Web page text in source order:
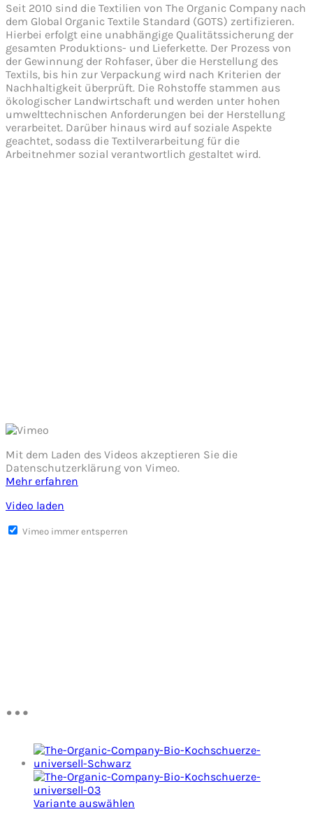
Seit 2010 sind die Textilien von The Organic Company nach
dem Global Organic Textile Standard (GOTS) zertifizieren.
Hierbei erfolgt eine unabhängige Qualitätssicherung der
gesamten Produktions- und Lieferkette. Der Prozess von
der Gewinnung der Rohfaser, über die Herstellung des
Textils, bis hin zur Verpackung wird nach Kriterien der
Nachhaltigkeit überprüft. Die Rohstoffe stammen aus
ökologischer Landwirtschaft und werden unter hohen
umwelttechnischen Anforderungen bei der Herstellung
verarbeitet. Darüber hinaus wird auf soziale Aspekte
geachtet, sodass die Textilverarbeitung für die
Arbeitnehmer sozial verantwortlich gestaltet wird.
Mit dem Laden des Videos akzeptieren Sie die
Datenschutzerklärung von Vimeo.
Mehr erfahren
Video laden
Vimeo immer entsperren
…
Variante auswählen